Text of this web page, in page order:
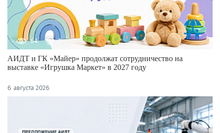
64 0
АИДТ и ГК «Майер» продолжат сотрудничество на
выставке «Игрушка Маркет» в 2027 году
6 августа 2026